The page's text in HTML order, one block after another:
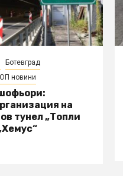
Ботевград
новини
на
тунел „Топли